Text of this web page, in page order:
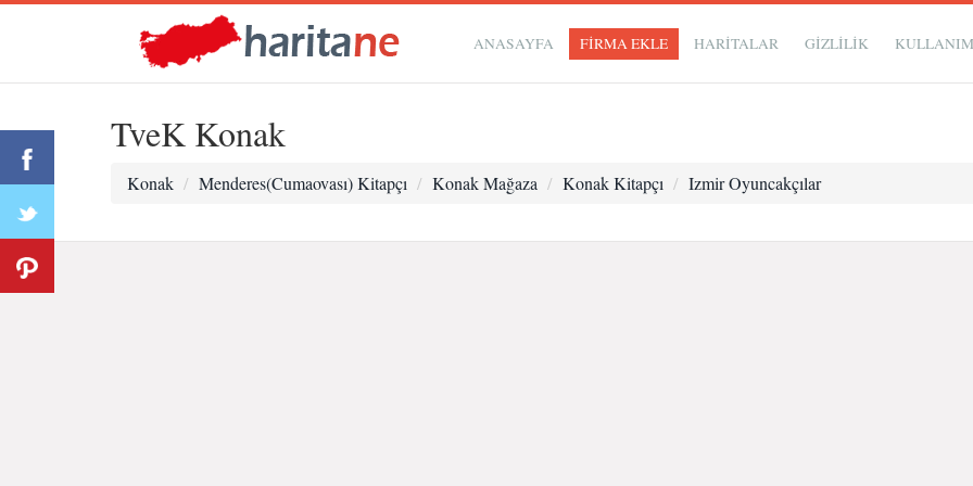
ANASAYFA FİRMA EKLE HARİTALAR GIZLILIK
TveK Konak
Konak Menderes(Cumaovası) Kitapçı Konak Mağaza Konak Kitapçı Izmir Oyuncakçılar